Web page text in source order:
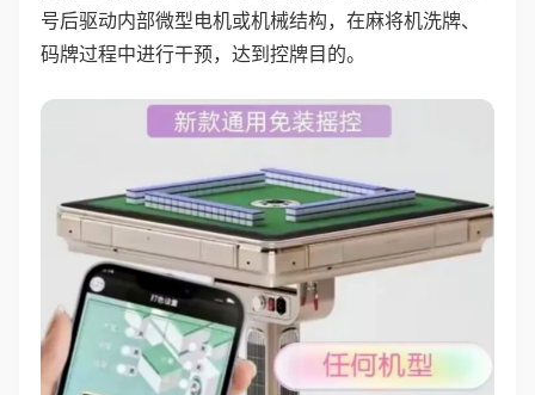
号后驱动内部微型电机或机械结构，在麻将机洗牌、
码牌过程中进行干预，达到控牌目的。